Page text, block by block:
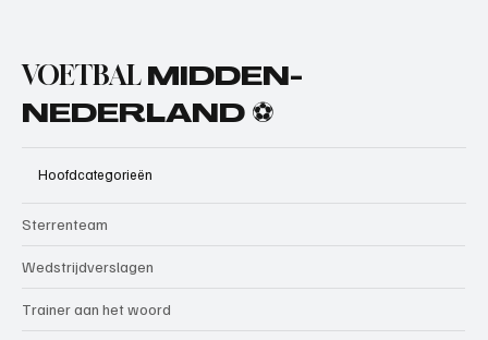
VOETBAL MIDDEN-
NEDERLAND ⚽
Hoofdcategorieën
Sterrenteam
Wedstrijdverslagen
Trainer aan het woord